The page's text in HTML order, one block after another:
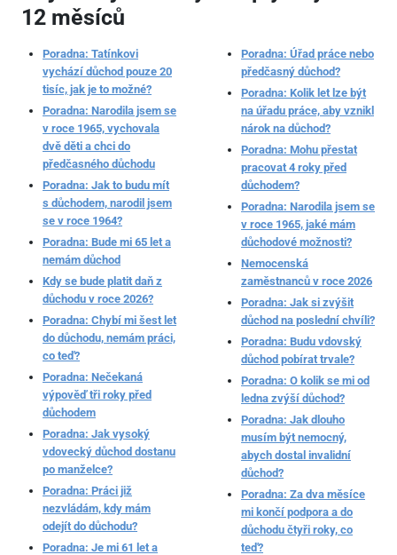
12 měsíců
Poradna: Tatínkovi
vychází důchod pouze 20
tisíc, jak je to možné?
Poradna: Narodila jsem se
v roce 1965, vychovala
dvě děti a chci do
předčasného důchodu
Poradna: Jak to budu mít
s důchodem, narodil jsem
se v roce 1964?
Poradna: Bude mi 65 let a
nemám důchod
Kdy se bude platit daň z
důchodu v roce 2026?
Poradna: Chybí mi šest let
do důchodu, nemám práci,
co teď?
Poradna: Nečekaná
výpověď tři roky před
důchodem
Poradna: Jak vysoký
vdovecký důchod dostanu
po manželce?
Poradna: Práci již
nezvládám, kdy mám
odejít do důchodu?
Poradna: Je mi 61 let a
Poradna: Úřad práce nebo
předčasný důchod?
Poradna: Kolik let lze být
na úřadu práce, aby vznikl
nárok na důchod?
Poradna: Mohu přestat
pracovat 4 roky před
důchodem?
Poradna: Narodila jsem se
v roce 1965, jaké mám
důchodové možnosti?
Nemocenská
zaměstnanců v roce 2026
Poradna: Jak si zvýšit
důchod na poslední chvíli?
Poradna: Budu vdovský
důchod pobírat trvale?
Poradna: O kolik se mi od
ledna zvýší důchod?
Poradna: Jak dlouho
musím být nemocný,
abych dostal invalidní
důchod?
Poradna: Za dva měsíce
mi končí podpora a do
důchodu čtyři roky, co
teď?